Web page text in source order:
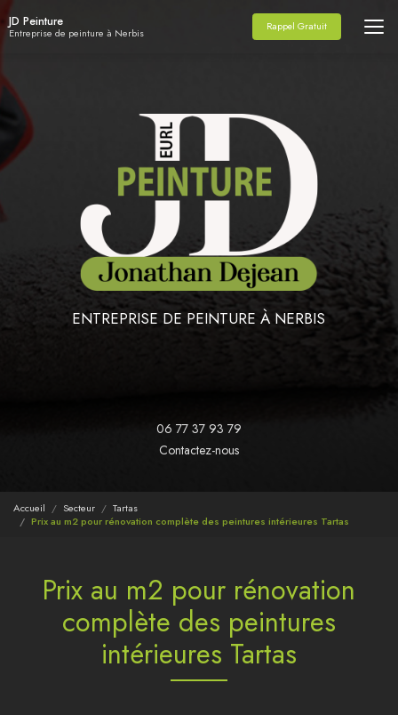
au
contenu
JD Peinture
Entreprise de peinture à Nerbis Rappel Gratuit
ENTREPRISE DE PEINTURE À NERBIS
06 77 37 93 79
Contactez-nous
Accueil Secteur
Tartas
Prix au m2 pour rénovation complète des peintures intérieures Tartas
Prix au m2 pour rénovation
complète des peintures
intérieures Tartas